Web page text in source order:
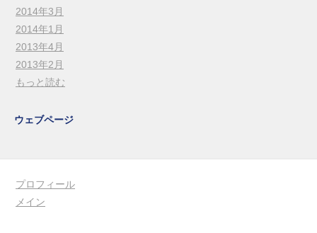
2014年3月
2014年1月
2013年4月
2013年2月
もっと読む
ウェブページ
プロフィール
メイン